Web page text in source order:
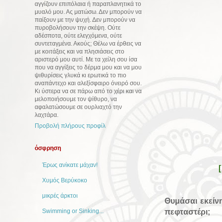
Θυμάσαι
πεφταστέρι;
αγγίζουν επιπόλαια ή παραπλανητικά το
μυαλό μου. Ας ματώσω. Δεν μπορούν να
παίξουν με την ψυχή. Δεν μπορούν να
πυροβολήσουν την σκέψη. Ούτε
αδέσποτα, ούτε ελεγχόμενα, ούτε
συντεταγμένα. Ακούς; Θέλω να έρθεις να
με κοιτάξεις και να πλησιάσεις στο
αριστερό μου αυτί. Με τα χείλη σου ίσα
που να αγγίξεις το δέρμα μου και να μου
ψιθυρίσεις γλυκά κι ερωτικά το πιο
αναπάντεχο και αλεξίσφαιρο όνειρό σου.
Κι ύστερα να σε πάρω από το χέρι και να
μελοποιήσουμε τον ψίθυρο, να
αφαλατώσουμε σε ουρλιαχτό την
λαχτάρα.
Προβολή πλήρους προφίλ
όσφρηση
Έρως ανίκατε μάχαν!
Χυμός Βερύκοκο
μικρές άρκτοι
Swimming or Sinking...